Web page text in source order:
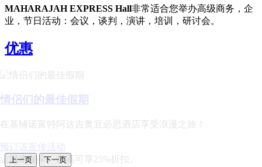
MAHARAJAH EXPRESS Hall非常适合您举办高级商务，企
业，节日活动：会议，谈判，演讲，培训，研讨会。
优惠
情侣们的最佳假期
在基辅诺富特阿达吉奥宜必思酒店享受浪漫之旅！
预订该宣传活动
上一页 下一页